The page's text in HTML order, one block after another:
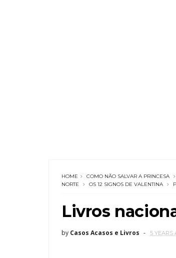
HOME COMO NÃO SALVAR A PRINCESA
NORTE
OS 12 SIGNOS DE VALENTINA
Livros
by Casos Acasos e Livros 5 YEARS